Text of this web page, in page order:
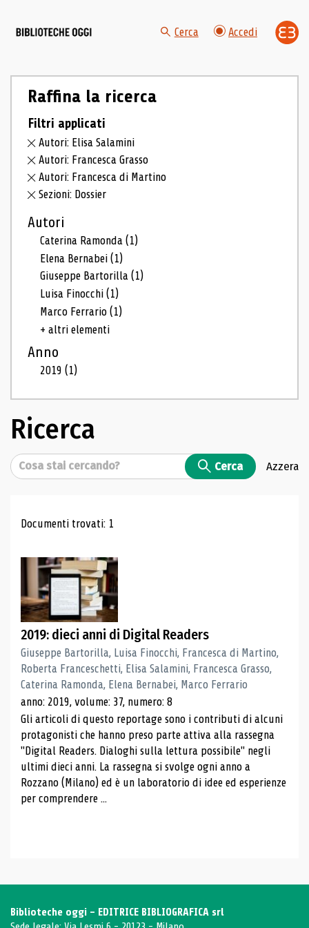
Cerca Accedi
Raffina la ricerca
Filtri applicati
Autori: Elisa Salamini
Autori: Francesca Grasso
Autori: Francesca di Martino
Sezioni: Dossier
Autori
Caterina Ramonda(1)
Elena Bernabei(1)
Giuseppe Bartorilla(1)
Luisa Finocchi(1)
Marco Ferrario(1)
+ altri elementi
Anno
2019(1)
Ricerca
Cerca Cerca Azzera
Risultati di ricerca
Documenti trovati: 1
2019: dieci anni di Digital Readers
Giuseppe Bartorilla, Luisa Finocchi, Francesca di Martino,
Roberta Franceschetti, Elisa Salamini, Francesca Grasso,
Caterina Ramonda, Elena Bernabei, Marco Ferrario
anno: 2019, volume: 37, numero: 8
Gli articoli di questo reportage sono i contributi di alcuni
protagonisti che hanno preso parte attiva alla rassegna
"Digital Readers. Dialoghi sulla lettura possibile" negli
ultimi dieci anni. La rassegna si svolge ogni anno a
Rozzano (Milano) ed è un laboratorio di idee ed esperienze
per comprendere ...
Biblioteche oggi - EDITRICE BIBLIOGRAFICA srl